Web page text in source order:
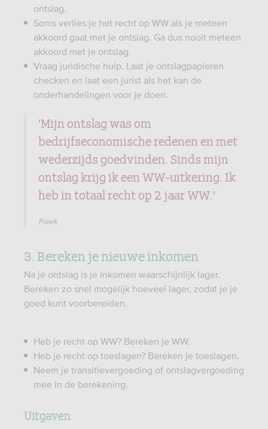
ontslag.
Soms verlies je het recht op WW als je meteen
akkoord gaat met je ontslag. Ga dus nooit meteen
akkoord met je ontslag.
Vraag juridische hulp. Laat je ontslagpapieren
checken en laat een jurist als het kan de
onderhandelingen voor je doen.
'Mijn ontslag was om
bedrijfseconomische redenen en met
wederzijds goedvinden. Sinds mijn
ontslag krijg ik een WW-uitkering. Ik
heb in totaal recht op 2 jaar WW.'
Freek
3. Bereken je nieuwe inkomen
Na je ontslag is je inkomen waarschijnlijk lager.
Bereken zo snel mogelijk hoeveel lager, zodat je je
goed kunt voorbereiden.
Heb je recht op WW? Bereken je WW.
Heb je recht op toeslagen? Bereken je toeslagen.
Neem je transitievergoeding of ontslagvergoeding
mee in de berekening.
Uitgaven